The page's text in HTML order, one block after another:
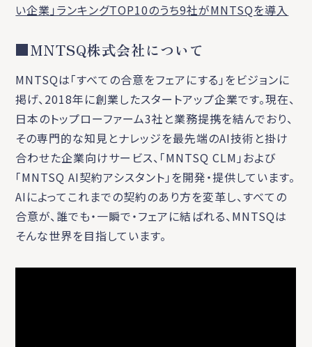
い企業」ランキングTOP10のうち9社がMNTSQを導入
■MNTSQ株式会社について
MNTSQは「すべての合意をフェアにする」をビジョンに
掲げ、2018年に創業したスタートアップ企業です。現在、
日本のトップローファーム3社と業務提携を結んでおり、
その専門的な知見とナレッジを最先端のAI技術と掛け
合わせた企業向けサービス、「MNTSQ CLM」および
「MNTSQ AI契約アシスタント」を開発・提供しています。
AIによってこれまでの契約のあり方を変革し、すべての
合意が、誰でも・一瞬で・フェアに結ばれる、MNTSQは
そんな世界を目指しています。